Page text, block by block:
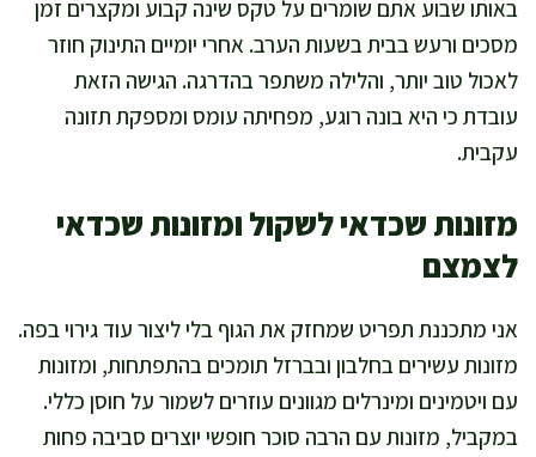
באותו שבוע אתם שומרים על טקס שינה קבוע ומקצרים זמן
מסכים ורעש בבית בשעות הערב. אחרי יומיים התינוק חוזר
לאכול טוב יותר, והלילה משתפר בהדרגה. הגישה הזאת
עובדת כי היא בונה רוגע, מפחיתה עומס ומספקת תזונה
עקבית.
מזונות שכדאי לשקול ומזונות שכדאי
לצמצם
אני מתכננת תפריט שמחזק את הגוף בלי ליצור עוד גירוי בפה.
מזונות עשירים בחלבון ובברזל תומכים בהתפתחות, ומזונות
עם ויטמינים ומינרלים מגוונים עוזרים לשמור על חוסן כללי.
במקביל, מזונות עם הרבה סוכר חופשי יוצרים סביבה פחות